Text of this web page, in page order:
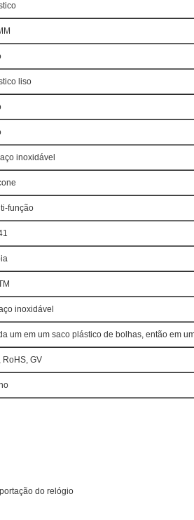
liso
inoxidável
função
inoxidável
um em um saco plástico de bolhas, então em
RoHS, GV
do relógio